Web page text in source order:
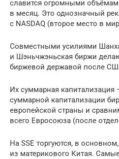
славится огромными
в месяц. Это однозначный
с NASDAQ (второе место в
Совместными усилиями
и Шэньчжэньская биржи
биржевой державой после
Их суммарная капитализация
суммарной капитализации
европейской страны и
всего Евросоюза (после
На SSE торгуются, в
из материкового Китая.